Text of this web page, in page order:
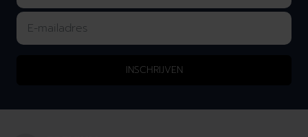
INSCHRIJVEN